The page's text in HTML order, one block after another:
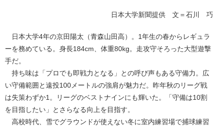
日本大学新聞提供 文＝石川 巧
日本大学4年の京田陽太（青森山田高）。1年生の春からレギュラ
ーを務めている。身長184cm、体重80kg。走攻守そろった大型遊撃
手だ。
持ち味は「プロでも即戦力となる」との呼び声もある守備力。広
い守備範囲と遠投100メートルの強肩が魅力だ。昨年秋のリーグ戦
は失策わずか1。リーグのベストナインにも輝いた。「守備は10割
を目指したい」とさらなる向上を目指す。
高校時代、雪でグラウンドが使えない冬に室内練習場で捕球練習